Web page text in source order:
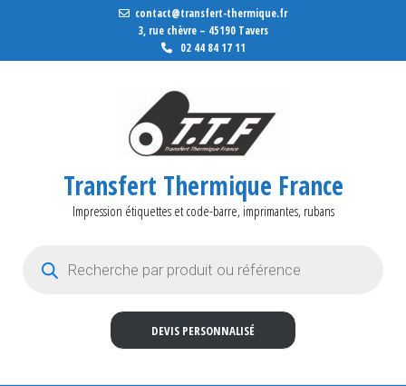
contact@transfert-thermique.fr
3, rue chèvre – 45190 Tavers
02 44 84 17 11
Transfert Thermique France
Impression étiquettes et code-barre, imprimantes, rubans
DEVIS PERSONNALISÉ